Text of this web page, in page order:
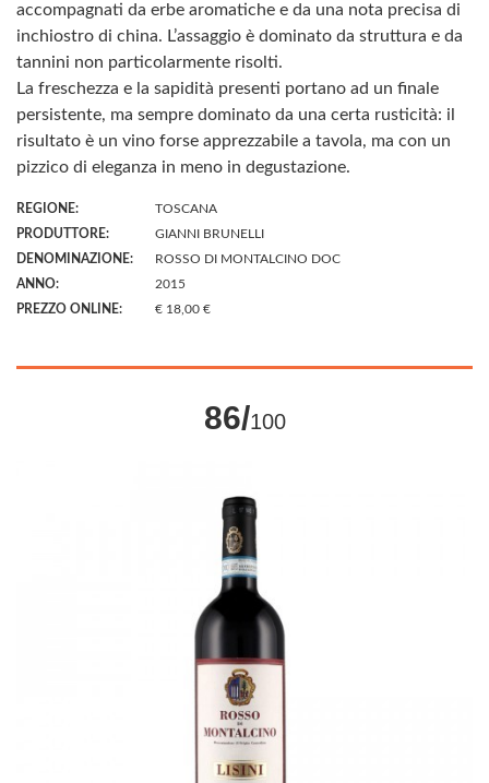
accompagnati da erbe aromatiche e da una nota precisa di
inchiostro di china. L’assaggio è dominato da struttura e da
tannini non particolarmente risolti.
La freschezza e la sapidità presenti portano ad un finale
persistente, ma sempre dominato da una certa rusticità: il
risultato è un vino forse apprezzabile a tavola, ma con un
pizzico di eleganza in meno in degustazione.
REGIONE:
TOSCANA
PRODUTTORE:
GIANNI BRUNELLI
DENOMINAZIONE:
ROSSO DI MONTALCINO DOC
ANNO:
2015
PREZZO ONLINE:
€ 18,00 €
86/100